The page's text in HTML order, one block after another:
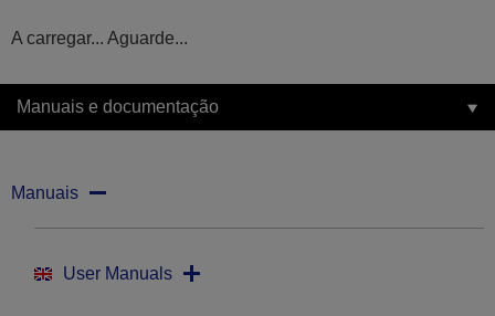
A carregar... Aguarde...
Manuais e documentação
Manuais
User Manuals